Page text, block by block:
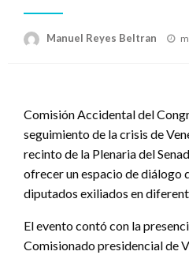
Manuel Reyes Beltran
Comisión Accidental del
seguimiento de la crisis de
recinto de la Plenaria del
ofrecer un espacio de diálogo
diputados exiliados en
El evento contó con la
Comisionado presidencial de